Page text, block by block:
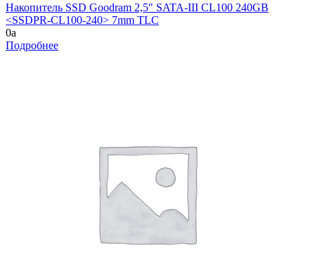
Накопитель SSD Goodram 2,5" SATA-III CL100 240GB
<SSDPR-CL100-240> 7mm TLC
0a
Подробнее